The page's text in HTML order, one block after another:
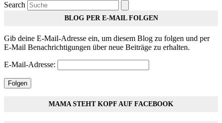
Search
BLOG PER E-MAIL FOLGEN
Gib deine E-Mail-Adresse ein, um diesem Blog zu folgen und per
E-Mail Benachrichtigungen über neue Beiträge zu erhalten.
E-Mail-Adresse:
Folgen
MAMA STEHT KOPF AUF FACEBOOK